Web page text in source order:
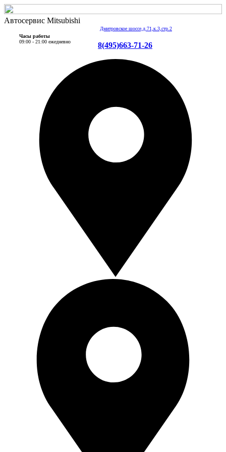
Автосервис Mitsubishi
Дмитровское шоссе,д.71,к.3,стр.2
Часы работы
09:00 - 21:00 ежедневно
8(495)663-71-26